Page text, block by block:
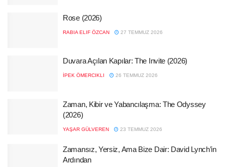
Rose (2026)
RABIA ELIF ÖZCAN 27 TEMMUZ 2026
Duvara Açılan Kapılar: The Invite (2026)
İPEK ÖMERCIKLI 26 TEMMUZ 2026
Zaman, Kibir ve Yabancılaşma: The Odyssey
(2026)
YAŞAR GÜLVEREN 23 TEMMUZ 2026
Zamansız, Yersiz, Ama Bize Dair: David Lynch’in
Ardından